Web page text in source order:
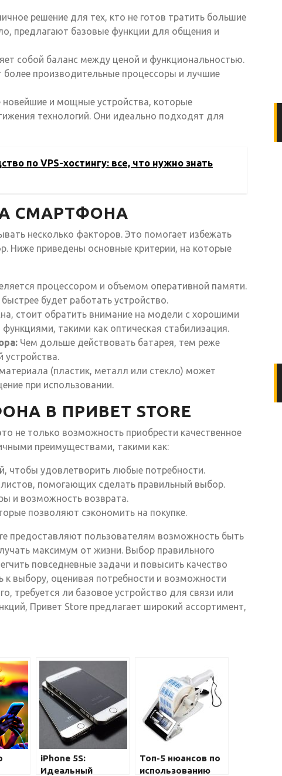
решение для тех, кто не готов тратить большие
предлагают базовые функции для общения и
собой баланс между ценой и функциональностью.
производительные процессоры и лучшие
и мощные устройства, которые
технологий. Они идеально подходят для
по VPS-хостингу: все, что нужно знать
СМАРТФОНА
несколько факторов. Это помогает избежать
Ниже приведены основные критерии, на которые
процессором и объемом оперативной памяти.
будет работать устройство.
стоит обратить внимание на модели с хорошими
такими как оптическая стабилизация.
Чем дольше действовать батарея, тем реже
устройства.
(пластик, металл или стекло) может
при использовании.
В ПРИВЕТ STORE
не только возможность приобрести качественное
преимуществами, такими как:
чтобы удовлетворить любые потребности.
помогающих сделать правильный выбор.
и возможность возврата.
позволяют сэкономить на покупке.
предоставляют пользователям возможность быть
максимум от жизни. Выбор правильного
повседневные задачи и повысить качество
выбору, оценивая потребности и возможности
требуется ли базовое устройство для связи или
Привет Store предлагает широкий ассортимент,
iPhone 5S:
Идеальный
Топ-5 нюансов по
использованию